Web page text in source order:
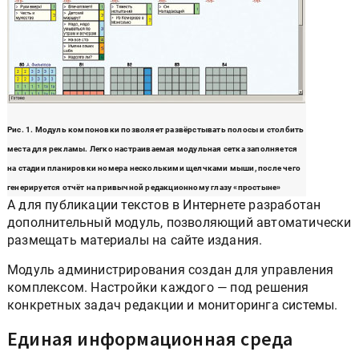
Рис. 1. Модуль компоновки позволяет развёрстывать полосы и столбить
места для рекламы. Легко настраиваемая модульная сетка заполняется
на стадии планировки номера несколькими щелчками мыши, после чего
генерируется отчёт на привычной редакционному глазу «простыне»
А для публикации текстов в Интернете разработан
дополнительный модуль, позволяющий автоматически
размещать материалы на сайте издания.
Модуль администрирования создан для управления
комплексом. Настройки каждого — под решения
конкретных задач редакции и мониторинга системы.
Единая информационная среда